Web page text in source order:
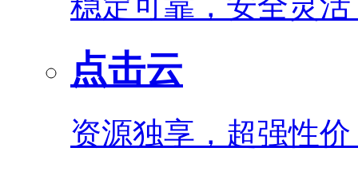
点击云
资源独享，超强性